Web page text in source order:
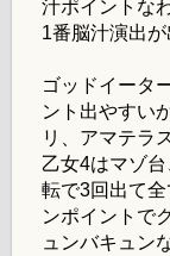
汁ポイントな
1番脳汁演出が
ゴッドイータ
ント出やすい
リ、アマテラ
乙女4はマゾ
転で3回出て
ンポイントで
ュンバキュン